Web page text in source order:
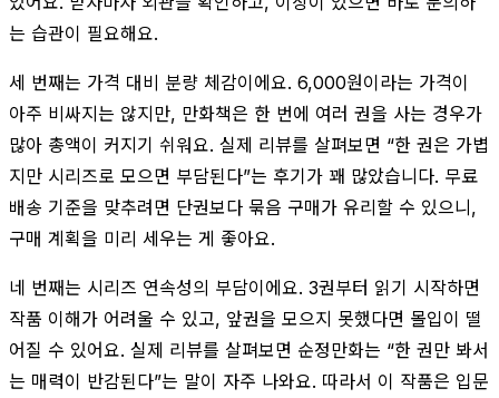
는 습관이 필요해요.
세 번째는 가격 대비 분량 체감이에요. 6,000원이라는 가격이
아주 비싸지는 않지만, 만화책은 한 번에 여러 권을 사는 경우가
많아 총액이 커지기 쉬워요. 실제 리뷰를 살펴보면 “한 권은 가볍
지만 시리즈로 모으면 부담된다”는 후기가 꽤 많았습니다. 무료
배송 기준을 맞추려면 단권보다 묶음 구매가 유리할 수 있으니,
구매 계획을 미리 세우는 게 좋아요.
네 번째는 시리즈 연속성의 부담이에요. 3권부터 읽기 시작하면
작품 이해가 어려울 수 있고, 앞권을 모으지 못했다면 몰입이 떨
어질 수 있어요. 실제 리뷰를 살펴보면 순정만화는 “한 권만 봐서
는 매력이 반감된다”는 말이 자주 나와요. 따라서 이 작품은 입문